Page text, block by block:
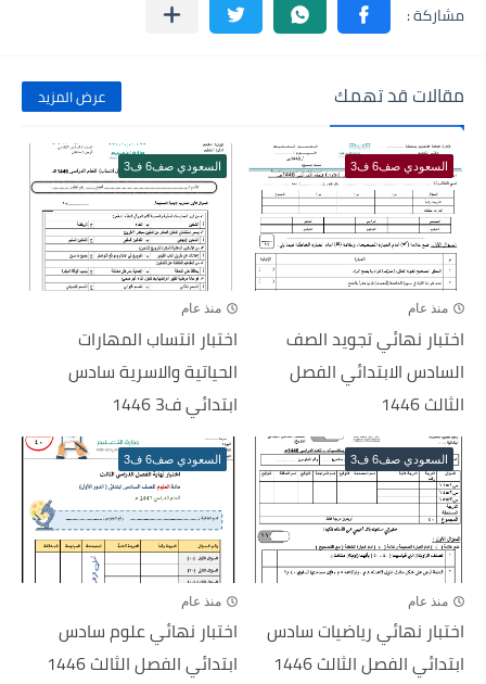
مقالات قد تهمك عرض المزيد
السعودي صف6 ف3
منذ عام
اختبار نهائي تجويد الصف
السادس الابتدائي الفصل
الثالث 1446
السعودي صف6 ف3
منذ عام
اختبار انتساب المهارات
الحياتية والاسرية سادس
ابتدائي ف3 1446
السعودي صف6 ف3
منذ عام
اختبار نهائي رياضيات سادس
ابتدائي الفصل الثالث 1446
السعودي صف6 ف3
منذ عام
اختبار نهائي علوم سادس
ابتدائي الفصل الثالث 1446